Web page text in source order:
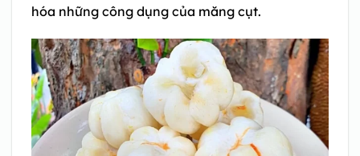
hóa những công dụng của măng cụt.